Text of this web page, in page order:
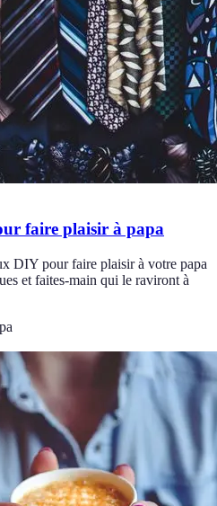
faire plaisir à papa
DIY pour faire plaisir à votre papa
et faites-main qui le raviront à